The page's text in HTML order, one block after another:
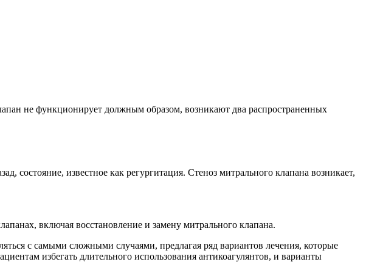
не функционирует должным образом, возникают два распространенных
состояние, известное как регургитация. Стеноз митрального клапана возникает,
включая восстановление и замену митрального клапана.
с самыми сложными случаями, предлагая ряд вариантов лечения, которые
избегать длительного использования антикоагулянтов, и варианты